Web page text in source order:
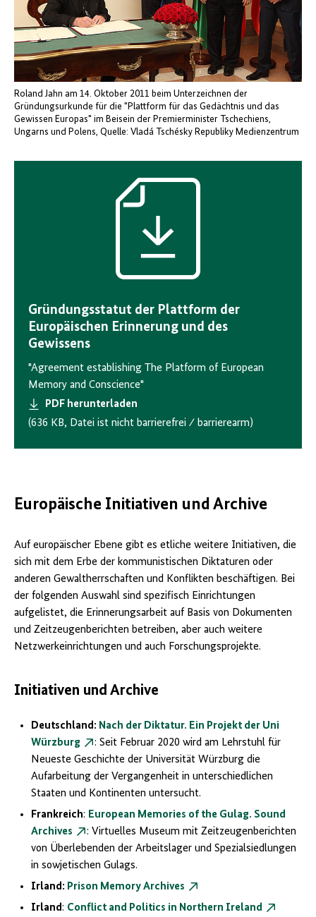
Roland Jahn am 14. Oktober 2011 beim Unterzeichnen der
Gründungsurkunde für die "Plattform für das Gedächtnis und das
Gewissen Europas" im Beisein der Premierminister Tschechiens,
Ungarns und Polens Quelle: Vladá Tschésky Republiky Medienzentrum
Download-
Gründungsstatut der Plattform der
Europäischen Erinnerung und des
Gewissens
"Agreement establishing The Platform of European
Memory and Conscience"
PDF herunterladen
(636 KB, Datei ist nicht barrierefrei ⁄ barrierearm)
Europäische Initiativen und Archive
Auf europäischer Ebene gibt es etliche weitere Initiativen, die
sich mit dem Erbe der kommunistischen Diktaturen oder
anderen Gewaltherrschaften und Konflikten beschäftigen. Bei
der folgenden Auswahl sind spezifisch Einrichtungen
aufgelistet, die Erinnerungsarbeit auf Basis von Dokumenten
und Zeitzeugenberichten betreiben, aber auch weitere
Netzwerkeinrichtungen und auch Forschungsprojekte.
Initiativen und Archive
Deutschland: Nach der Diktatur. Ein Projekt der Uni
Würzburg
: Seit Februar 2020 wird am Lehrstuhl für
Neueste Geschichte der Universität Würzburg die
Aufarbeitung der Vergangenheit in unterschiedlichen
Staaten und Kontinenten untersucht.
Frankreich: European Memories of the Gulag. Sound
Archives
: Virtuelles Museum mit Zeitzeugenberichten
von Überlebenden der Arbeitslager und Spezialsiedlungen
in sowjetischen Gulags.
Irland: Prison Memory Archives
Irland: Conflict and Politics in Northern Ireland